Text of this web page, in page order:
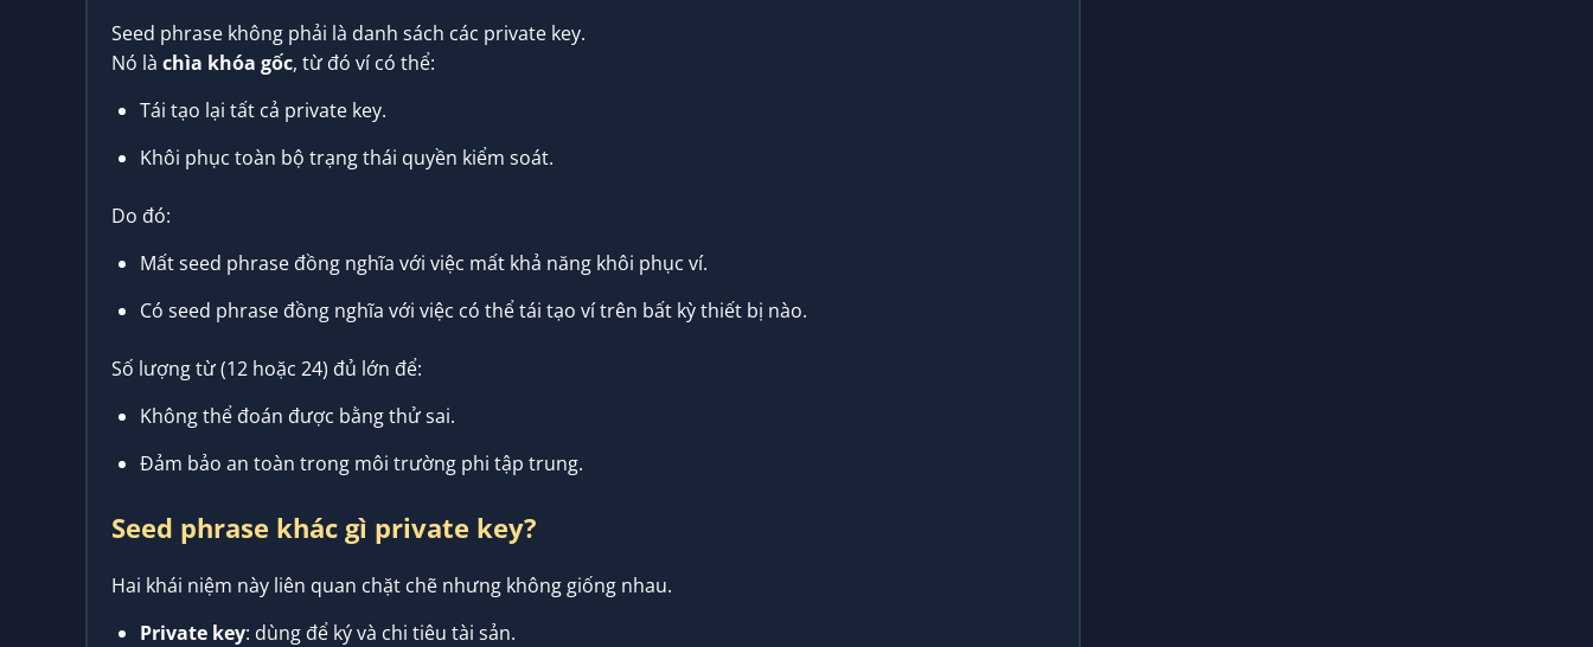
Seed phrase không phải là danh sách các private key.
Nó là chìa khóa gốc, từ đó ví có thể:
Tái tạo lại tất cả private key.
Khôi phục toàn bộ trạng thái quyền kiểm soát.
Do đó:
Mất seed phrase đồng nghĩa với việc mất khả năng khôi phục ví.
Có seed phrase đồng nghĩa với việc có thể tái tạo ví trên bất kỳ thiết bị nào.
Số lượng từ (12 hoặc 24) đủ lớn để:
Không thể đoán được bằng thử sai.
Đảm bảo an toàn trong môi trường phi tập trung.
Seed phrase khác gì private key?
Hai khái niệm này liên quan chặt chẽ nhưng không giống nhau.
Private key: dùng để ký và chi tiêu tài sản.